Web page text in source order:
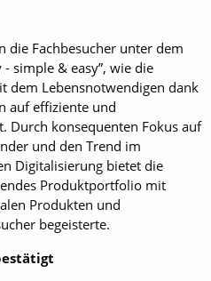
Fachbesucher unter dem
simple & easy”, wie die
dem Lebensnotwendigen dank
auf effiziente und
Durch konsequenten Fokus auf
und den Trend im
Digitalisierung bietet die
Produktportfolio mit
Produkten und
begeisterte.